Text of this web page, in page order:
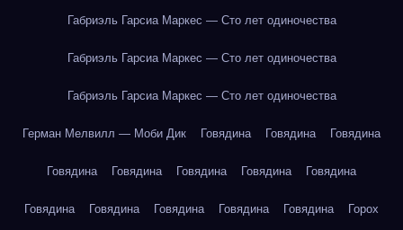
Габриэль Гарсиа Маркес — Сто лет одиночества
Габриэль Гарсиа Маркес — Сто лет одиночества
Габриэль Гарсиа Маркес — Сто лет одиночества
Герман Мелвилл — Моби Дик Говядина Говядина Говядина
Говядина Говядина Говядина Говядина Говядина
Говядина Говядина Говядина Говядина Говядина Горох